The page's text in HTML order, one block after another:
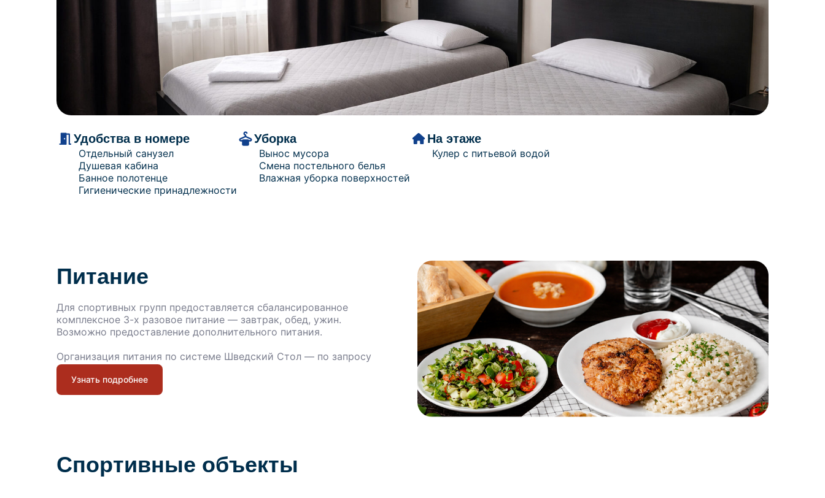
Удобства в номере
Отдельный санузел
Душевая кабина
Банное полотенце
Гигиенические принадлежности
Уборка
Вынос мусора
Смена постельного белья
Влажная уборка поверхностей
На этаже
Кулер с питьевой водой
Для спортивных групп предоставляется сбалансированное
комплексное 3-х разовое питание — завтрак, обед, ужин.
Возможно предоставление дополнительного питания.
Организация питания по системе Шведский Стол — по запросу
Узнать подробнее
Питание
Спортивные объекты